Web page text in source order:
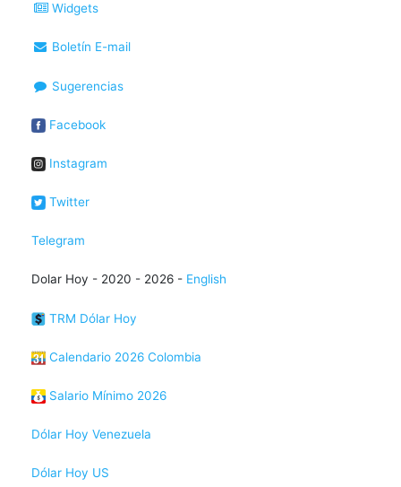
Widgets
Boletín E-mail
Sugerencias
Facebook
Instagram
Twitter
Telegram
Dolar Hoy - 2020 - 2026 - English
TRM Dólar Hoy
Calendario 2026 Colombia
Salario Mínimo 2026
Dólar Hoy Venezuela
Dólar Hoy US